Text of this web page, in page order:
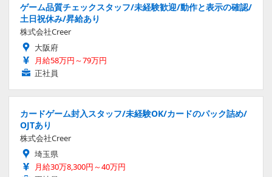
ゲーム品質チェックスタッフ/未経験歓迎/動作と表示の確認/
土日祝休み/昇給あり
株式会社Creer
大阪府
月給58万円～79万円
正社員
カードゲーム封入スタッフ/未経験OK/カードのパック詰め/
OJTあり
株式会社Creer
埼玉県
月給30万8,300円～40万円